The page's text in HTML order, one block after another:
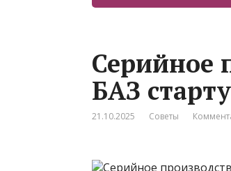
Серийное
БАЗ
21.10.2025 Советы